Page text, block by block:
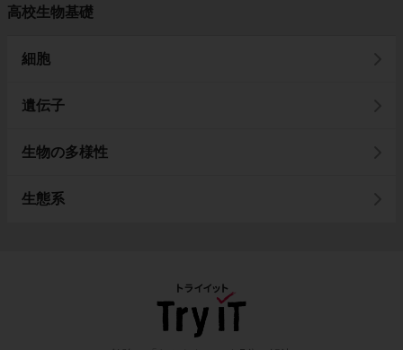
高校生物基礎
細胞
遺伝子
生物の多様性
生態系